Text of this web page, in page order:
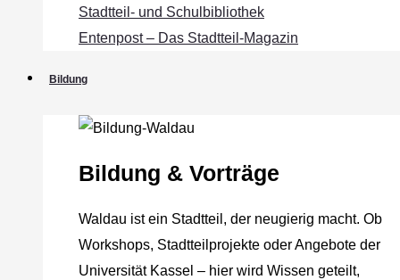
Stadtteil- und Schulbibliothek
Entenpost – Das Stadtteil-Magazin
Bildung
Bildung & Vorträge
Waldau ist ein Stadtteil, der neugierig macht. Ob
Workshops, Stadtteilprojekte oder Angebote der
Universität Kassel – hier wird Wissen geteilt,